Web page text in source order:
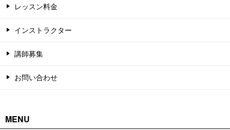
レッスン料金
インストラクター
講師募集
お問い合わせ
MENU